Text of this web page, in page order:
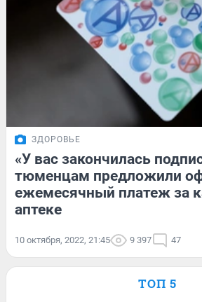
ЗДОРОВЬЕ
«У вас закончилась
тюменцам предложили
ежемесячный платеж за
аптеке
10 октября, 2022, 21:45 9 397 47
ТОП 5